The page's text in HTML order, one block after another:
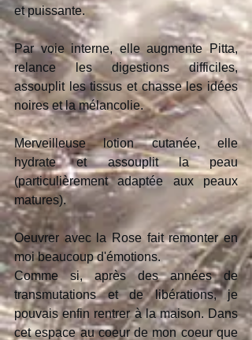
et puissante.
Par voie interne, elle augmente Pitta,
relance les digestions difficiles,
assouplit les tissus et chasse les idées
noires et la mélancolie.
Merveilleuse lotion cutanée, elle
hydrate et assouplit la peau
(particulièrement adaptée aux peaux
matures).
Oeuvrer avec la Rose fait remonter en
moi beaucoup d'émotions.
Comme si, après des années de
transmutations et de libérations, je
pouvais enfin rentrer à la maison. Dans
cet espace au coeur de mon coeur que